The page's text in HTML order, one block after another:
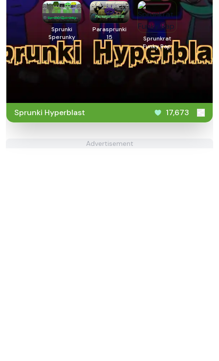
Sprunki
Sperunky
Parasprunki
15
Sprunkrat
Funky Rap
Sprunki Hyperblast 17,673
Advertisement